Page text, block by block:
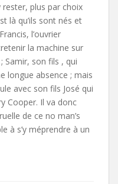
rester, plus par choix
là qu’ils sont nés et
l’ouvrier
la machine sur
Samir, son fils , qui
longue absence ; mais
avec son fils José qui
Cooper. Il va donc
de ce no man’s
à s’y méprendre à un